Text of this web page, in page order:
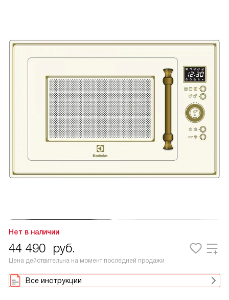
Нет в наличии
44 490 руб.
Цена действительна на момент последней продажи
Все инструкции